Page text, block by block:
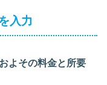
入力
よその料金と所要